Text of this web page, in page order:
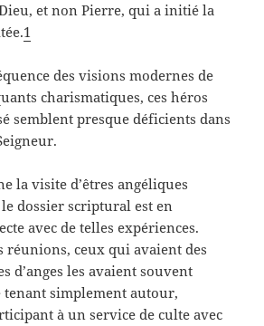
et non Pierre, qui a initié la
1
des visions modernes de
charismatiques, ces héros
semblent presque déficients dans
la visite d’êtres angéliques
dossier scriptural est en
avec de telles expériences.
réunions, ceux qui avaient des
d’anges les avaient souvent
tenant simplement autour,
à un service de culte avec